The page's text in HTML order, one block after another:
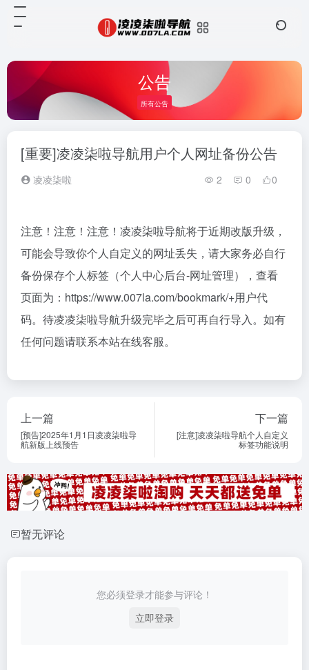
公告
所有公告
[重要]凌凌柒啦导航用户个人网址备份公告
凌凌柒啦 2 0 0
注意！注意！注意！凌凌柒啦导航将于近期改版升级，
可能会导致你个人自定义的网址丢失，请大家务必自行
备份保存个人标签（个人中心后台-网址管理），查看
页面为：https://www.007la.com/bookmark/+用户代
码。待凌凌柒啦导航升级完毕之后可再自行导入。如有
任何问题请联系本站在线客服。
上一篇
[预告]2025年1月1日凌凌柒啦导
航新版上线预告
下一篇
[注意]凌凌柒啦导航个人自定义
标签功能说明
暂无评论
您必须登录才能参与评论！
立即登录